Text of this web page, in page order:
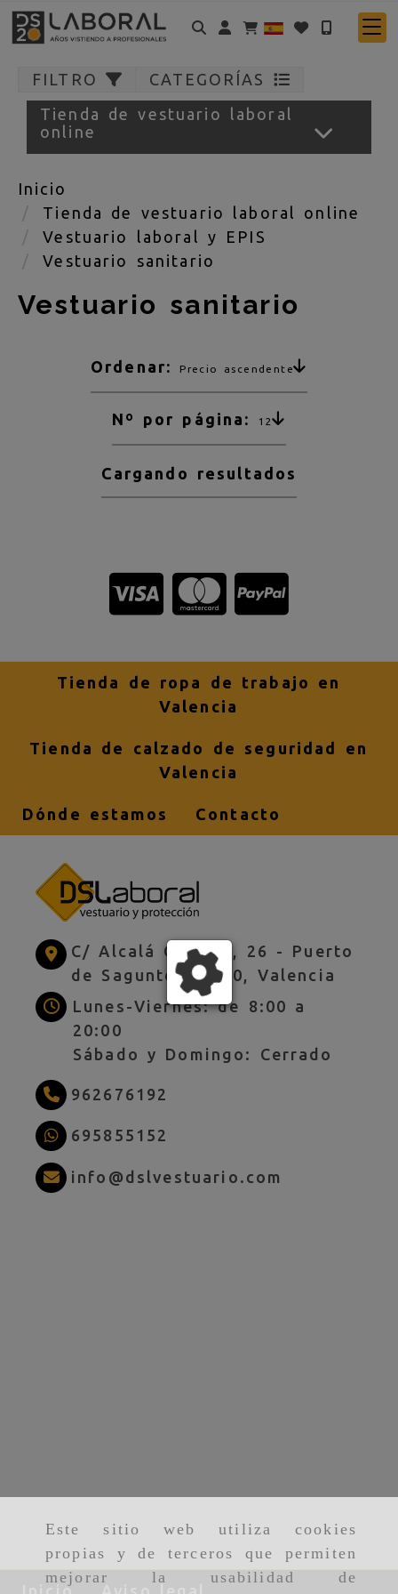
Este sitio web utiliza cookies
propias y de terceros que permiten
mejorar la usabilidad de
Identifícate
FILTRO
CATEGORÍAS
Tienda de vestuario laboral
online
Inicio
Tienda de vestuario laboral online
Vestuario laboral y EPIS
Vestuario sanitario
Vestuario sanitario
Ordenar: Precio ascendente
Nº por página: 12
Cargando resultados
Tienda de ropa de trabajo en
Valencia
Tienda de calzado de seguridad en
Valencia
Dónde estamos Contacto
C/ Alcalá Galiano, 26 - Puerto
de Sagunto, 46520, Valencia
Lunes-Viernes: de 8:00 a
20:00
Sábado y Domingo: Cerrado
962676192
695855152
info dslvestuario.com